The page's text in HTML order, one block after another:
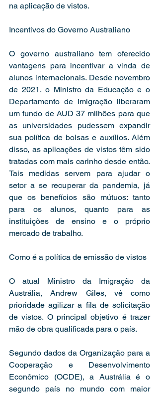
na aplicação de vistos.
Incentivos do Governo Australiano
O governo australiano tem oferecido
vantagens para incentivar a vinda de
alunos internacionais. Desde novembro
de 2021, o Ministro da Educação e o
Departamento de Imigração liberaram
um fundo de AUD 37 milhões para que
as universidades pudessem expandir
sua política de bolsas e auxílios. Além
disso, as aplicações de vistos têm sido
tratadas com mais carinho desde então.
Tais medidas servem para ajudar o
setor a se recuperar da pandemia, já
que os benefícios são mútuos: tanto
para os alunos, quanto para as
instituições de ensino e o próprio
mercado de trabalho.
Como é a política de emissão de vistos
O atual Ministro da Imigração da
Austrália, Andrew Giles, vê como
prioridade agilizar a fila de solicitação
de vistos. O principal objetivo é trazer
mão de obra qualificada para o país.
Segundo dados da Organização para a
Cooperação e Desenvolvimento
Econômico (OCDE), a Austrália é o
segundo país no mundo com maior